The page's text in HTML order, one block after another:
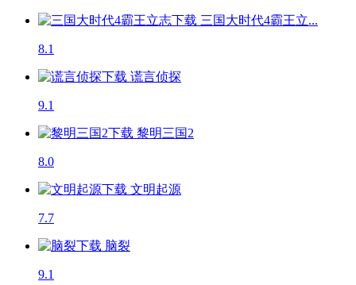
三国大时代4霸王立...
8.1
谎言侦探
9.1
黎明三国2
8.0
文明起源
7.7
脑裂
9.1